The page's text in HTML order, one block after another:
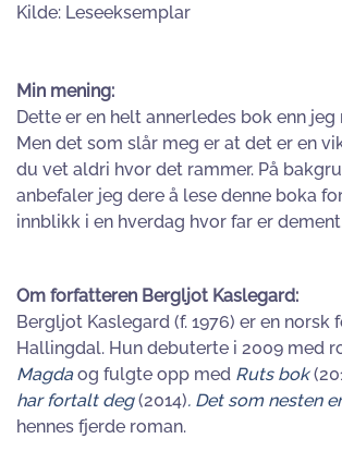
Kilde: Leseeksemplar
Min mening:
Dette er en helt annerledes bok enn jeg
Men det som slår meg er at det er en
du vet aldri hvor det rammer. På
anbefaler jeg dere å lese denne boka
innblikk i en hverdag hvor far er
Om forfatteren Bergljot Kaslegard:
Bergljot Kaslegard (f. 1976) er en norsk
Hallingdal. Hun debuterte i 2009 med
Magdaog fulgte opp med Ruts bok
har fortalt deg(2014). Det som nesten
hennes fjerde roman.